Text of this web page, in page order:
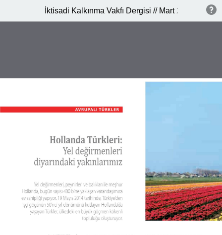
İktisadi Kalkınma Vakfı Dergisi // Mart 2015